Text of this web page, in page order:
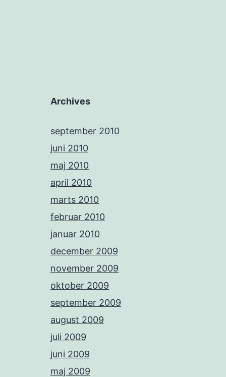
Archives
september 2010
juni 2010
maj 2010
april 2010
marts 2010
februar 2010
januar 2010
december 2009
november 2009
oktober 2009
september 2009
august 2009
juli 2009
juni 2009
maj 2009